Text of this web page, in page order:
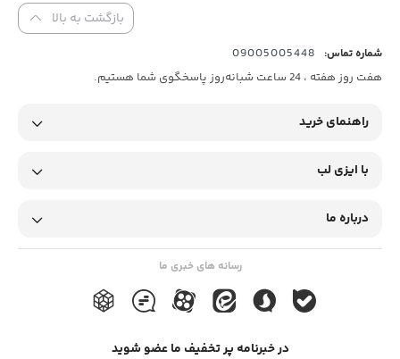
بازگشت به بالا
شماره تماس:
09005005448
هفت روز هفته ، 24 ساعت شبانه‌روز پاسخگوی شما هستیم.
راهنمای خرید
با ایزی لب
درباره ما
رسانه های خبری ما
در خبرنامه پر تخفیف ما عضو شوید